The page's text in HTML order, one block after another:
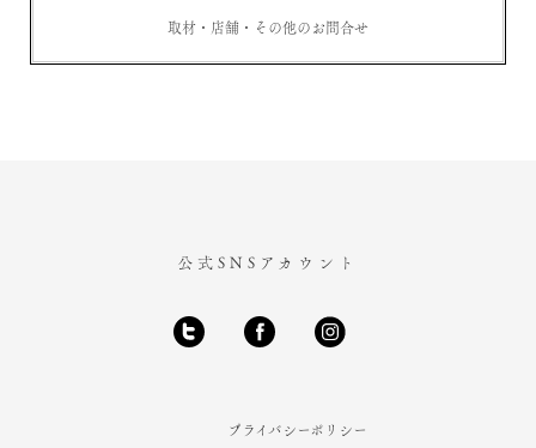
取材・店舗・その他のお問合せ
公式SNSアカウント
プライバシーポリシー